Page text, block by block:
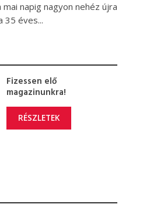
napig nagyon nehéz újra
35 éves...
Fizessen elő
magazinunkra!
RÉSZLETEK